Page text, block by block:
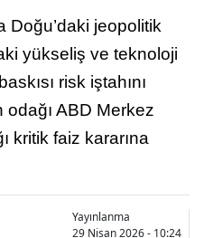
Doğu’daki jeopolitik
yükseliş ve teknoloji
risk iştahını
odağı ABD Merkez
kritik faiz kararına
Yayınlanma
29 Nisan 2026 - 10:24